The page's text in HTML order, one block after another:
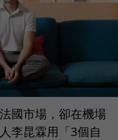
國市場，卻在機場
李昆霖用「3個自